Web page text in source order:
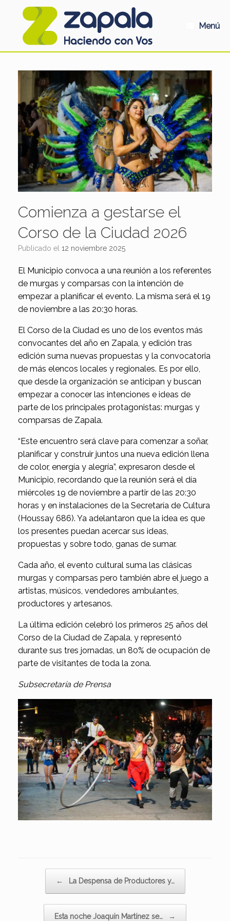
Menú
Comienza a gestarse el
Corso de la Ciudad 2026
Publicado el 12 noviembre 2025
El Municipio convoca a una reunión a los referentes
de murgas y comparsas con la intención de
empezar a planificar el evento. La misma será el 19
de noviembre a las 20:30 horas.
El Corso de la Ciudad es uno de los eventos más
convocantes del año en Zapala, y edición tras
edición suma nuevas propuestas y la convocatoria
de más elencos locales y regionales. Es por ello,
que desde la organización se anticipan y buscan
empezar a conocer las intenciones e ideas de
parte de los principales protagonistas: murgas y
comparsas de Zapala.
“Este encuentro será clave para comenzar a soñar,
planificar y construir juntos una nueva edición llena
de color, energía y alegría”, expresaron desde el
Municipio, recordando que la reunión será el día
miércoles 19 de noviembre a partir de las 20:30
horas y en instalaciones de la Secretaría de Cultura
(Houssay 686). Ya adelantaron que la idea es que
los presentes puedan acercar sus ideas,
propuestas y sobre todo, ganas de sumar.
Cada año, el evento cultural suma las clásicas
murgas y comparsas pero también abre el juego a
artistas, músicos, vendedores ambulantes,
productores y artesanos.
La última edición celebró los primeros 25 años del
Corso de la Ciudad de Zapala, y representó
durante sus tres jornadas, un 80% de ocupación de
parte de visitantes de toda la zona.
Subsecretaría de Prensa
← La Despensa de Productores y…
Esta noche Joaquín Martínez se… →